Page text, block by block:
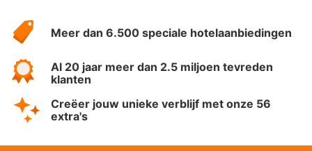
HotelSpecials
Meer dan 6.500 speciale hotelaanbiedingen
Al 20 jaar meer dan 2.5 miljoen tevreden
klanten
Creëer jouw unieke verblijf met onze 56
extra's